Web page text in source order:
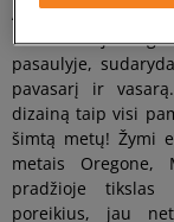
Ar jau žinai šį
inkariukai jau
pasaulyje,
pavasarį ir
dizainą taip visi
šimtą metų! Žymi
metais Oregone,
pradžioje tikslas
poreikius, jau